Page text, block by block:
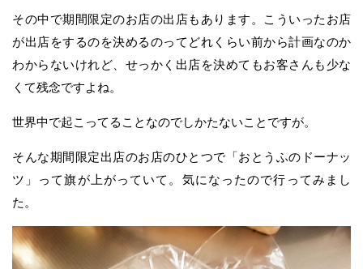
その中で期間限定のお店の出店もあります。こういったお店
が出店をするのを決めるのってどれくらい前から計画なのか
わからないけれど、せっかく出店を決めてもお客さんも少な
くて残念ですよね。
世界中で起こってることなのでしかたないことですが。
そんな期間限定出店のお店のひとつで「おとうふのドーナッ
ツ」って旗が上がっていて。気になったので行ってみまし
た。